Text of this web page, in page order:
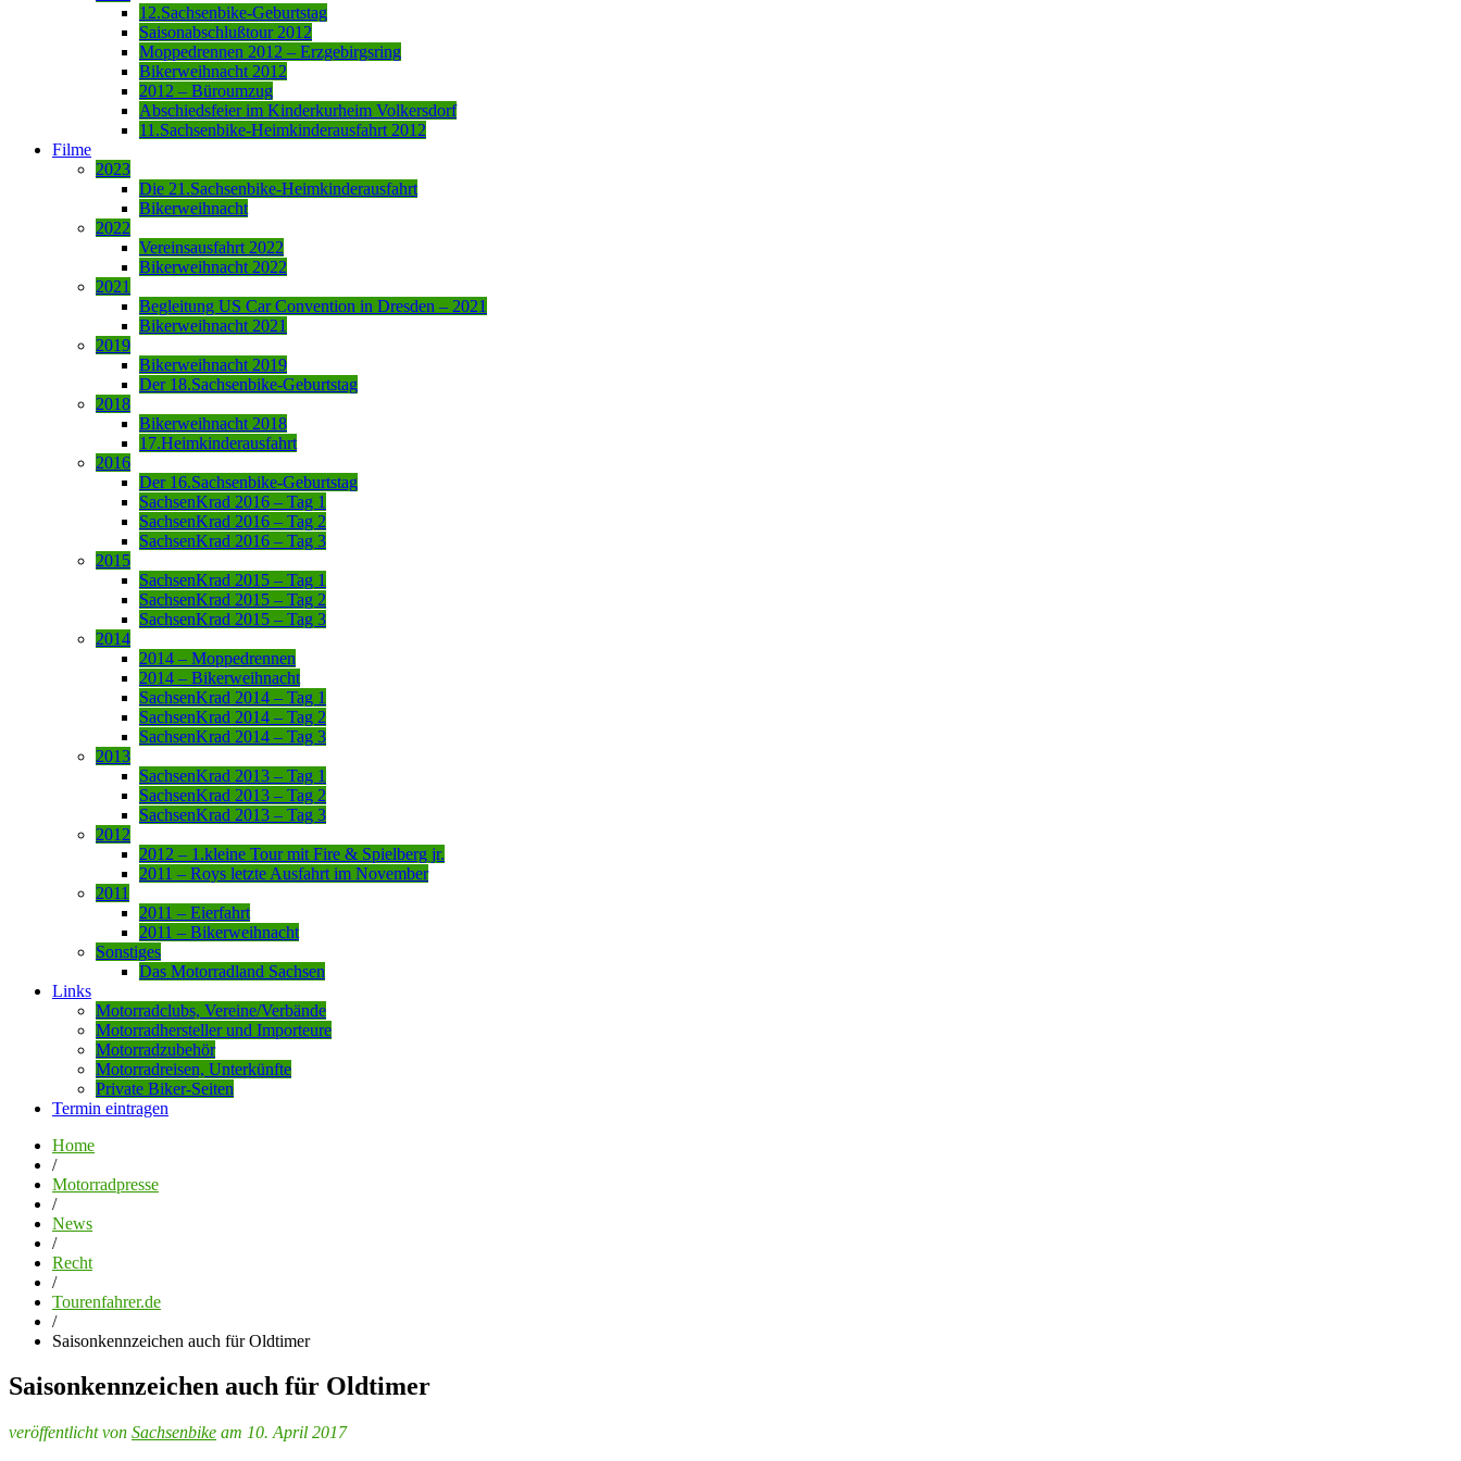
12.Sachsenbike-Geburtstag
Saisonabschlußtour 2012
Moppedrennen 2012 – Erzgebirgsring
Bikerweihnacht 2012
2012 – Büroumzug
Abschiedsfeier im Kinderkurheim Volkersdorf
11.Sachsenbike-Heimkinderausfahrt 2012
Filme
2023
Die 21.Sachsenbike-Heimkinderausfahrt
Bikerweihnacht
2022
Vereinsausfahrt 2022
Bikerweihnacht 2022
2021
Begleitung US Car Convention in Dresden – 2021
Bikerweihnacht 2021
2019
Bikerweihnacht 2019
Der 18.Sachsenbike-Geburtstag
2018
Bikerweihnacht 2018
17.Heimkinderausfahrt
2016
Der 16.Sachsenbike-Geburtstag
SachsenKrad 2016 – Tag 1
SachsenKrad 2016 – Tag 2
SachsenKrad 2016 – Tag 3
2015
SachsenKrad 2015 – Tag 1
SachsenKrad 2015 – Tag 2
SachsenKrad 2015 – Tag 3
2014
2014 – Moppedrennen
2014 – Bikerweihnacht
SachsenKrad 2014 – Tag 1
SachsenKrad 2014 – Tag 2
SachsenKrad 2014 – Tag 3
2013
SachsenKrad 2013 – Tag 1
SachsenKrad 2013 – Tag 2
SachsenKrad 2013 – Tag 3
2012
2012 – 1.kleine Tour mit Fire & Spielberg jr.
2011 – Roys letzte Ausfahrt im November
2011
2011 – Eierfahrt
2011 – Bikerweihnacht
Sonstiges
Das Motorradland Sachsen
Links
Motorradclubs, Vereine/Verbände
Motorradhersteller und Importeure
Motorradzubehör
Motorradreisen, Unterkünfte
Private Biker-Seiten
Termin eintragen
Home
/
Motorradpresse
/
News
/
Recht
/
Tourenfahrer.de
/
Saisonkennzeichen auch für Oldtimer
Saisonkennzeichen auch für Oldtimer
veröffentlicht von Sachsenbike am 10. April 2017